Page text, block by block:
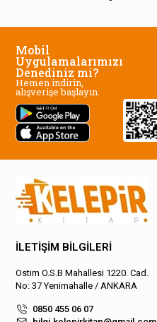
Mobil
Uygulamalarımızı
Denediniz mi?
Hemen indirin,
alışverişe başlayın.
İLETİŞİM BİLGİLERİ
Ostim O.S.B Mahallesi 1220. Cad.
No: 37 Yenimahalle / ANKARA
0850 455 06 07